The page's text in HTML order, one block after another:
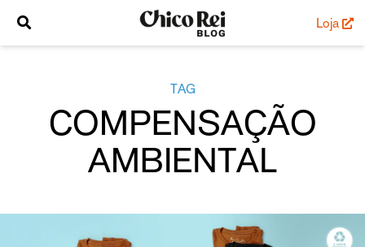
Loja
TAG
COMPENSAÇÃO
AMBIENTAL